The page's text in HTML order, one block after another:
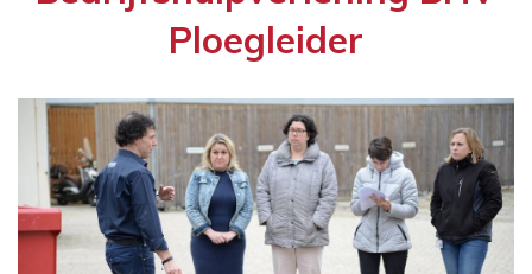
Ploegleider